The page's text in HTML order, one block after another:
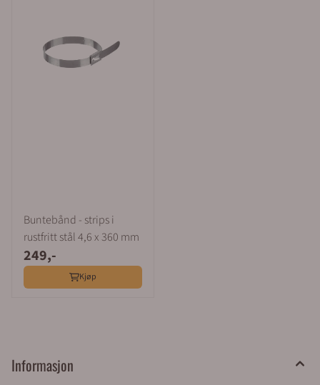
merkeskilt trenger vi underlagsmateriale i Excel eller i
en tabell. Vi importerer dine filer i vår maskin og
produserer skiltene. Til produksjonen benytter vi en
Buntebånd - strips i
rustfritt stål 4,6 x 360 mm
249,-
Kjøp
Informasjon